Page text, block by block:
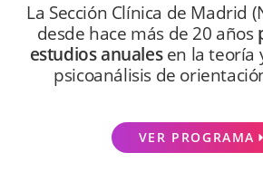
La Sección Clínica de Madrid
desde hace más de 20 años
estudios anualesen la teoría
psicoanálisis de
VER PROGRAMA